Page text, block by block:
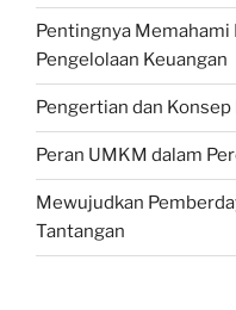
Pentingnya Memahami
Pengelolaan Keuangan
Pengertian dan
Peran UMKM dalam
Mewujudkan
Tantangan